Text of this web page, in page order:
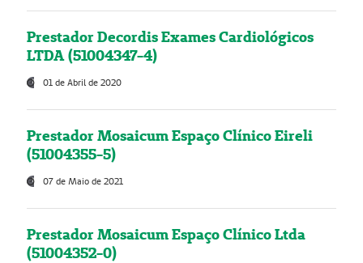
Prestador Decordis Exames Cardiológicos
LTDA (51004347-4)
01 de Abril de 2020
Prestador Mosaicum Espaço Clínico Eireli
(51004355-5)
07 de Maio de 2021
Prestador Mosaicum Espaço Clínico Ltda
(51004352-0)